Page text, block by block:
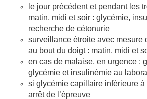
le jour précédent et pendant les
matin, midi et soir : glycémie,
recherche de cétonurie
surveillance étroite avec mesure
au bout du doigt : matin, midi et
en cas de malaise, en urgence :
glycémie et insulinémie au
si glycémie capillaire inférieure à
arrêt de l’épreuve